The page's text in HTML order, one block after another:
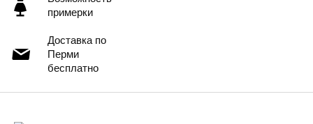
примерки
Доставка по
Перми
бесплатно